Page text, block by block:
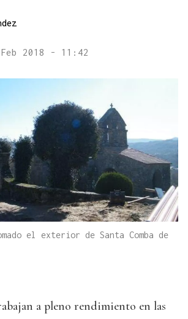
2018 - 11:42
el exterior de Santa Comba de
a pleno rendimiento en las